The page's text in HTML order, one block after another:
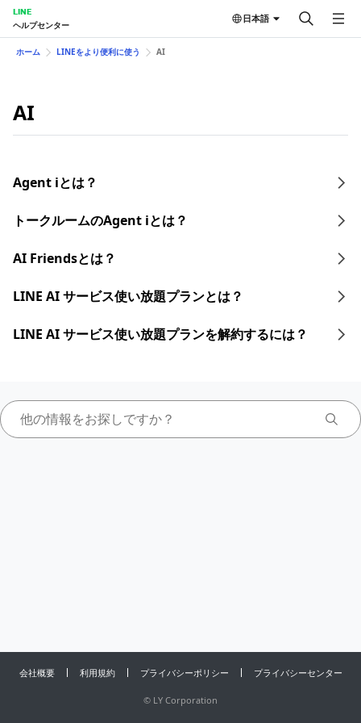
LINE
ヘルプセンター
日本語
ホーム LINEをより便利に使う AI
AI
Agent iとは？
トークルームのAgent iとは？
AI Friendsとは？
LINE AI サービス使い放題プランとは？​
LINE AI サービス使い放題プランを​解約するには？​
会社概要 利用規約 プライバシーポリシー プライバシーセンター
© LY Corporation